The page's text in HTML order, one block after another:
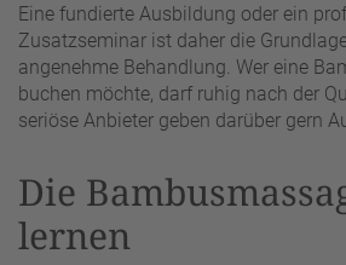
Eine fundierte Ausbildung oder ein
Zusatzseminar ist daher die
angenehme Behandlung. Wer eine
buchen möchte, darf ruhig nach der
seriöse Anbieter geben darüber gern
Die
lernen